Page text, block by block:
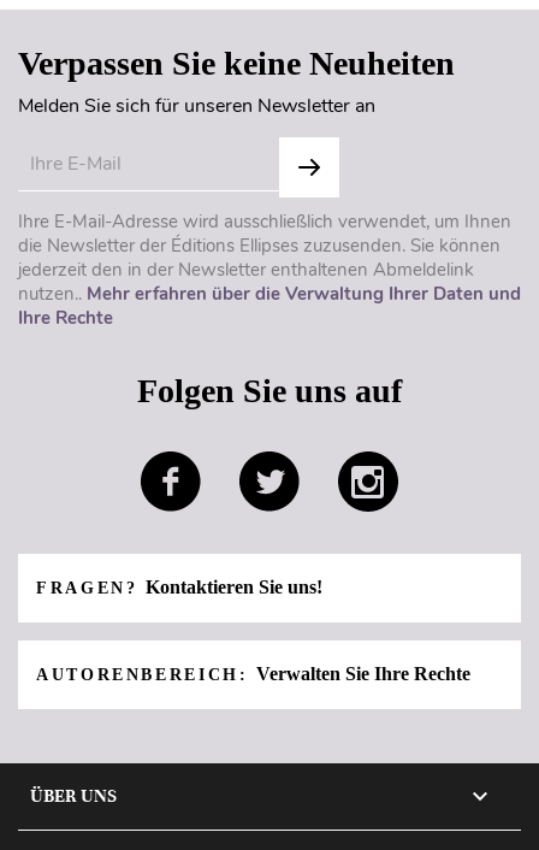
Verpassen Sie keine Neuheiten
Melden Sie sich für unseren Newsletter an
Ihre E-Mail-Adresse wird ausschließlich verwendet, um Ihnen
die Newsletter der Éditions Ellipses zuzusenden. Sie können
jederzeit den in der Newsletter enthaltenen Abmeldelink
nutzen.. Mehr erfahren über die Verwaltung Ihrer Daten und
Ihre Rechte
Folgen Sie uns auf
FRAGEN?Kontaktieren Sie uns!
AUTORENBEREICH:Verwalten Sie Ihre Rechte
ÜBER UNS 